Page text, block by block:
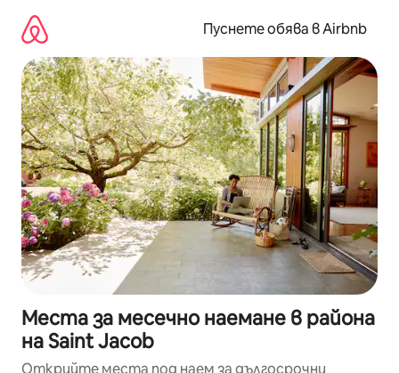
съдържанието
Пуснете обява в Airbnb
Места за месечно наемане в района
на Saint Jacob
Открийте места под наем за дългосрочни